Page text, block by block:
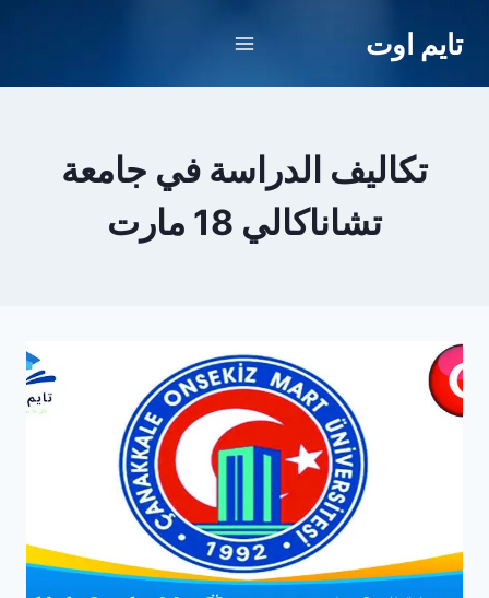
تايم اوت
تكاليف الدراسة في جامعة
تشاناكالي 18 مارت